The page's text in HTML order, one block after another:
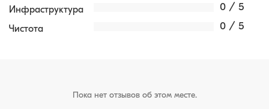
Инфраструктура 0 / 5
Чистота 0 / 5
Пока нет отзывов об этом месте.